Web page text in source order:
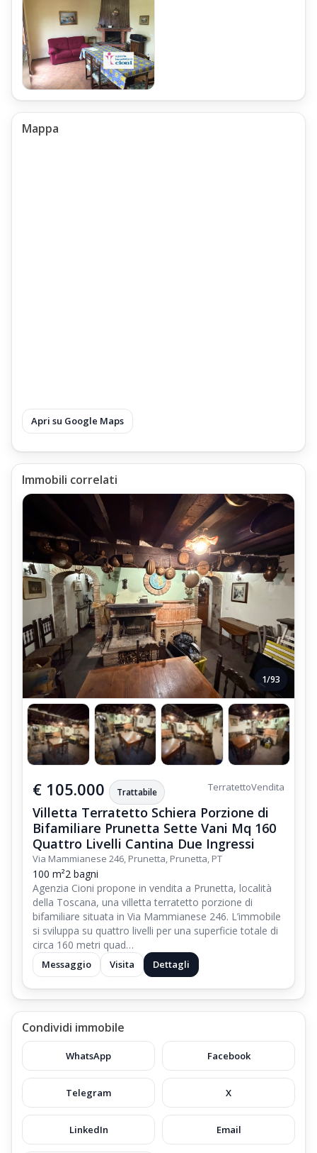
è una apprezzata Meta di Villeggiatura,
durante il periodo estivo ed invernale,
grazie al clima abbastanza mite.
Mappa
Apri su Google Maps
Immobili correlati
1/93
€ 105.000 Trattabile TerratettoVendita
Villetta Terratetto Schiera Porzione di
Bifamiliare Prunetta Sette Vani Mq 160
Quattro Livelli Cantina Due Ingressi
Via Mammianese 246, Prunetta, Prunetta, PT
100 m²2 bagni
Agenzia Cioni propone in vendita a Prunetta, località
della Toscana, una villetta terratetto porzione di
bifamiliare situata in Via Mammianese 246. L’immobile
si sviluppa su quattro livelli per una superficie totale di
circa 160 metri quad…
Messaggio Visita Dettagli
Condividi immobile
WhatsApp Facebook
Telegram X
LinkedIn Email